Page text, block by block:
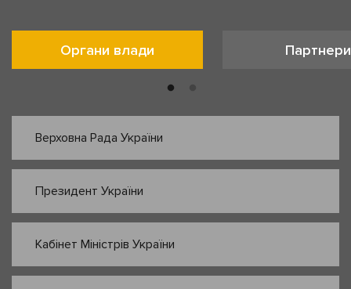
Органи влади Партнери
Верховна Рада України
Президент України
Кабінет Міністрів України